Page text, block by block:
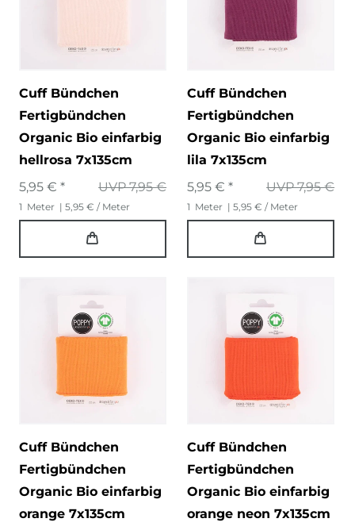
Cuff Bündchen
Fertigbündchen
Organic Bio einfarbig
hellrosa 7x135cm
UVP 7,95 €
5,95 € *
1 Meter | 5,95 € / Meter
Cuff Bündchen
Fertigbündchen
Organic Bio einfarbig
lila 7x135cm
UVP 7,95 €
5,95 € *
1 Meter | 5,95 € / Meter
Cuff Bündchen
Fertigbündchen
Organic Bio einfarbig
orange 7x135cm
Cuff Bündchen
Fertigbündchen
Organic Bio einfarbig
orange neon 7x135cm